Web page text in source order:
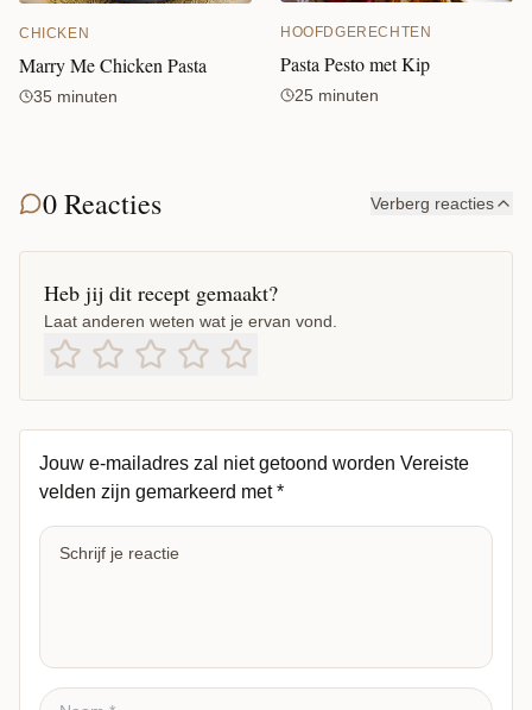
CHICKEN
Marry Me Chicken Pasta
35 minuten
HOOFDGERECHTEN
Pasta Pesto met Kip
25 minuten
0 Reacties Verberg reacties
Heb jij dit recept gemaakt?
Laat anderen weten wat je ervan vond.
Jouw e-mailadres zal niet getoond worden Vereiste
velden zijn gemarkeerd met*